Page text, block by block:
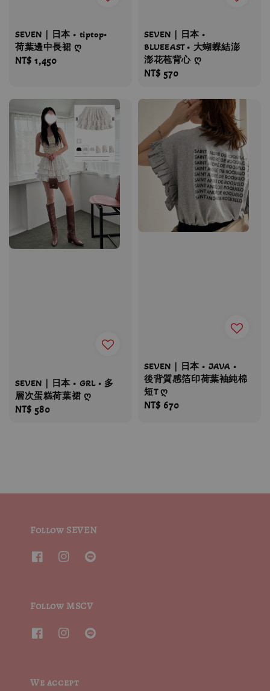
SEVEN｜日本 • tiptop•
荷葉邊中長裙 ღ
Regular
NT$ 1,450
SEVEN｜日本 •
BLUEEAST • 大蝴蝶結澎
澎花苞背心 ღ
Regular
NT$ 570
SEVEN｜日本 • GRL • 多
層次蛋糕荷葉裙 ღ
Regular
NT$ 580
SEVEN｜日本 • JAVA •
後背質感箔印荷葉袖純棉
短T ღ
Regular
NT$ 670
Follow SEVEN
Follow MSCV
We accept